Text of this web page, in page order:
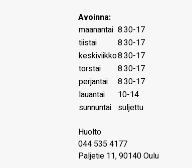
Avoinna:
maanantai 8.30-17
tiistai
8.30-17
keskiviikko8.30-17
torstai
8.30-17
perjantai
8.30-17
lauantai
10-14
sunnuntai suljettu
Huolto
044 535 4177
Paljetie 11, 90140 Oulu